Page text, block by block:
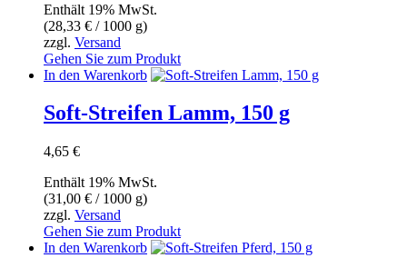
Enthält 19% MwSt.
(28,33 € / 1000 g)
zzgl. Versand
Gehen Sie zum Produkt
In den Warenkorb
Soft-Streifen Lamm, 150 g
4,65 €
Enthält 19% MwSt.
(31,00 € / 1000 g)
zzgl. Versand
Gehen Sie zum Produkt
In den Warenkorb